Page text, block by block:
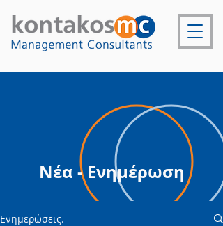
Νέα - Ενημέρωση
Ενημερώσεις.